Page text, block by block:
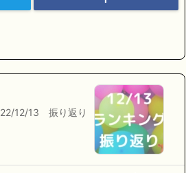
22/12/13 振り返り